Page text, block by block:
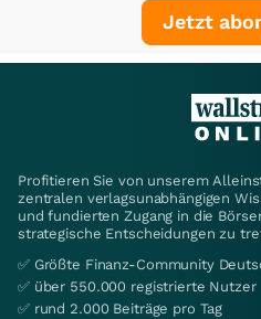
Jetzt
Profitieren Sie von unserem
zentralen verlagsunabhängigen
und fundierten Zugang in die
strategische Entscheidungen zu
✅ Größte Finanz-Community
✅ über 550.000 registrierte Nutzer
✅ rund 2.000 Beiträge pro Tag